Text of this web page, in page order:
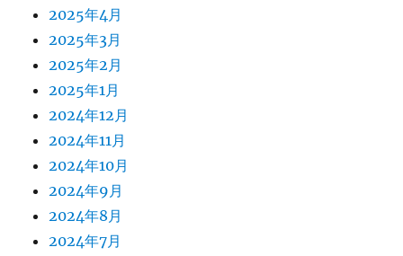
2025年4月
2025年3月
2025年2月
2025年1月
2024年12月
2024年11月
2024年10月
2024年9月
2024年8月
2024年7月